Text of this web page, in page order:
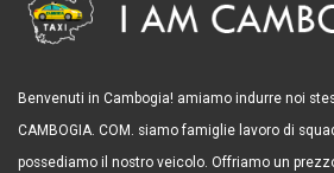
Benvenuti in Cambogia! amiamo indurre noi
CAMBOGIA. COM. siamo famiglie lavoro di
possediamo il nostro veicolo. Offriamo un